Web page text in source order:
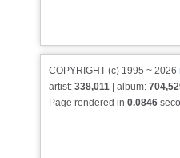
COPYRIGHT (c) 1995 ~ 2026
artist: 338,011 | album:
Page rendered in 0.0846